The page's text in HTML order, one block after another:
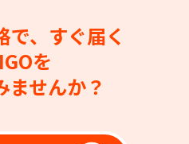
で、すぐ届く
を
ませんか？